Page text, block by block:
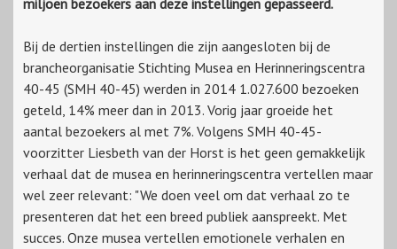
miljoen bezoekers aan deze instellingen gepasseerd.
Bij de dertien instellingen die zijn aangesloten bij de
brancheorganisatie Stichting Musea en Herinneringscentra
40-45 (SMH 40-45) werden in 2014 1.027.600 bezoeken
geteld, 14% meer dan in 2013. Vorig jaar groeide het
aantal bezoekers al met 7%. Volgens SMH 40-45-
voorzitter Liesbeth van der Horst is het geen gemakkelijk
verhaal dat de musea en herinneringscentra vertellen maar
wel zeer relevant: "We doen veel om dat verhaal zo te
presenteren dat het een breed publiek aanspreekt. Met
succes. Onze musea vertellen emotionele verhalen en